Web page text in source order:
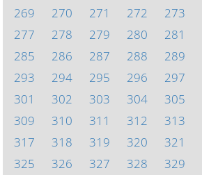
269
270 271 272 273
277
278 279 280 281
285
286 287 288 289
293
294 295 296 297
301
302 303 304 305
309
310 311 312 313
317
318 319 320 321
325
326 327 328 329